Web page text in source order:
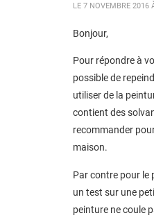
LE 7 NOVEMBRE 2016
Bonjour,
Pour répondre à
possible de
utiliser de la
contient des
recommander
maison.
Par contre pour le
un test sur une
peinture ne coule